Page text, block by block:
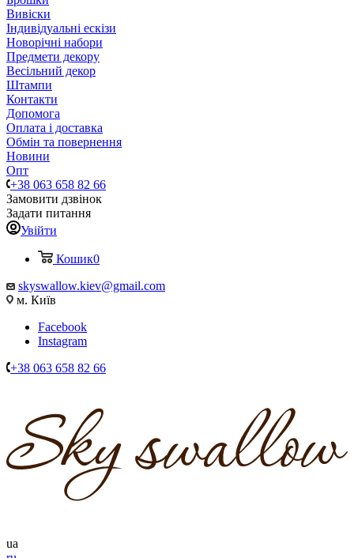
Вивіски
Індивідуальні ескізи
Новорічні набори
Предмети декору
Весільний декор
Штампи
Контакти
Допомога
Оплата і доставка
Обмін та повернення
Новини
Опт
+38 063 658 82 66
Замовити дзвінок
Задати питання
Увійти
Кошик0
skyswallow.kiev@gmail.com
м. Київ
Facebook
Instagram
+38 063 658 82 66
ua